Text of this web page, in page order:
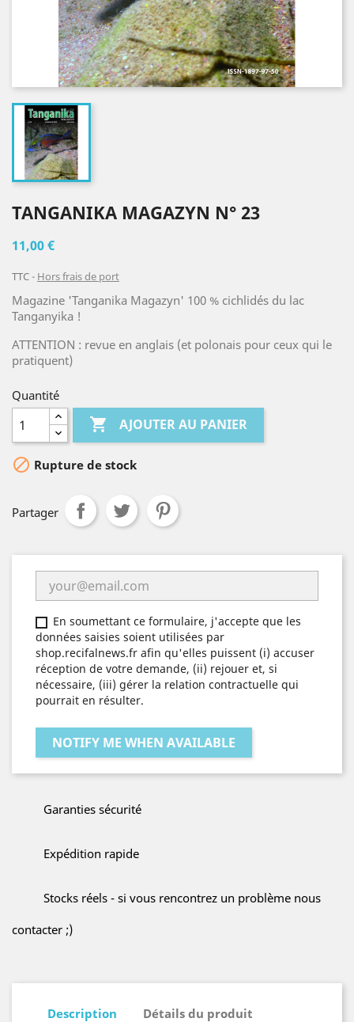
TANGANIKA MAGAZYN N° 23
11,00 €
TTC Hors frais de port
Magazine 'Tanganika Magazyn' 100 % cichlidés du lac
Tanganyika !
ATTENTION : revue en anglais (et polonais pour ceux qui le
pratiquent)
Quantité
 AJOUTER AU PANIER
 Rupture de stock
Partager
En soumettant ce formulaire, j'accepte que les
données saisies soient utilisées par
shop.recifalnews.fr afin qu'elles puissent (i) accuser
réception de votre demande, (ii) rejouer et, si
nécessaire, (iii) gérer la relation contractuelle qui
pourrait en résulter.
NOTIFY ME WHEN AVAILABLE
Garanties sécurité
Expédition rapide
Stocks réels - si vous rencontrez un problème nous
contacter ;)
Description Détails du produit